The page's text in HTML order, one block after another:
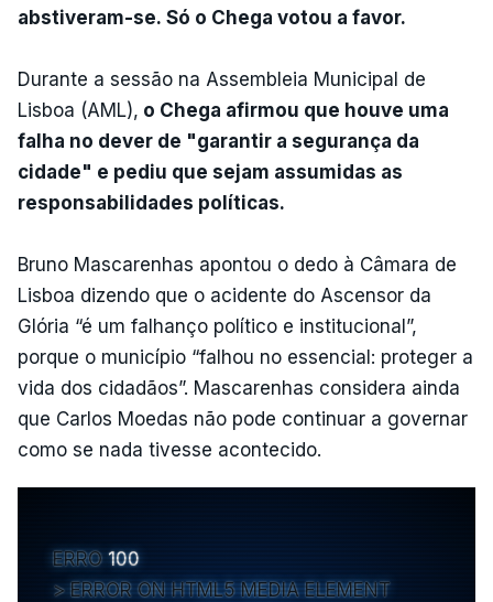
abstiveram-se. Só o Chega votou a favor.
Durante a sessão na Assembleia Municipal de
Lisboa (AML), o Chega afirmou que houve uma
falha no dever de "garantir a segurança da
cidade" e pediu que sejam assumidas as
responsabilidades políticas.
Bruno Mascarenhas apontou o dedo à Câmara de
Lisboa dizendo que o acidente do Ascensor da
Glória “é um falhanço político e institucional”,
porque o município “falhou no essencial: proteger a
vida dos cidadãos”. Mascarenhas considera ainda
que Carlos Moedas não pode continuar a governar
como se nada tivesse acontecido.
ERRO 100
ERROR ON HTML5 MEDIA ELEMENT